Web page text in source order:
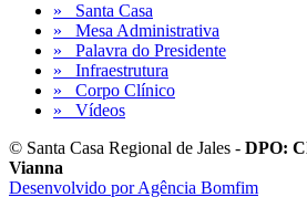
» Santa Casa
» Mesa Administrativa
» Palavra do Presidente
» Infraestrutura
» Corpo Clínico
» Vídeos
© Santa Casa Regional de Jales - DPO:
Vianna
Desenvolvido por Agência Bomfim